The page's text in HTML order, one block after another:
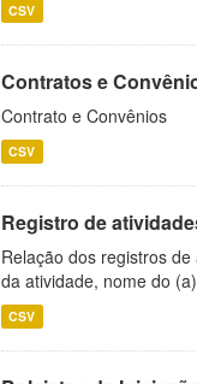
CSV
Contratos e
Contrato e Convênios
CSV
Registro de
Relação dos registros
da atividade, nome do
CSV